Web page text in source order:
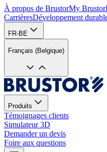
À propos de BrustorMy Brustor
CarrièresDéveloppement
FR-BE
Français (Belgique)
Produits
Témoignages clients
Simulateur 3D
Demander un devis
Foire aux questions